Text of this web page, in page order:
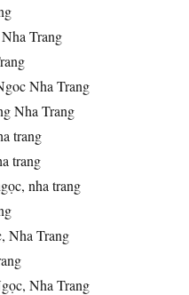
Trang
Nha Trang
Nha Trang
trang
trang
nha trang
Nha Trang
Nha Trang